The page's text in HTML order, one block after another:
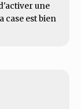
une
case est bien